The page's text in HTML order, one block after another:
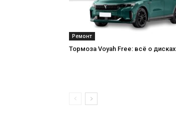
Ремонт
Тормоза Voyah Free: всё о дисках